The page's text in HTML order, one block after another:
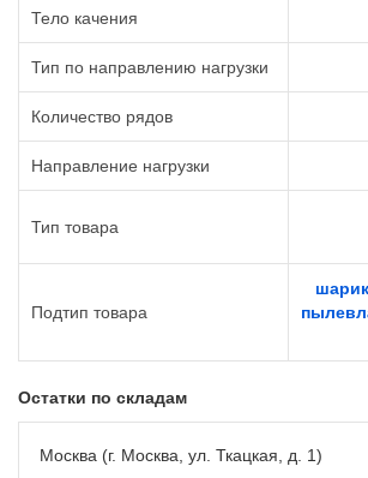
Тело качения
Тип по направлению нагрузки
Количество рядов
Направление нагрузки
Тип товара
Подтип товара
Остатки по складам
Москва (г. Москва, ул. Ткацкая, д. 1)